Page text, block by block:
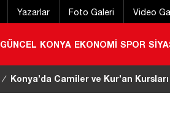
Yazarlar Foto Galeri Video
GÜNCEL KONYA EKONOMİ SPOR
/ Konya’da Camiler ve Kur’an